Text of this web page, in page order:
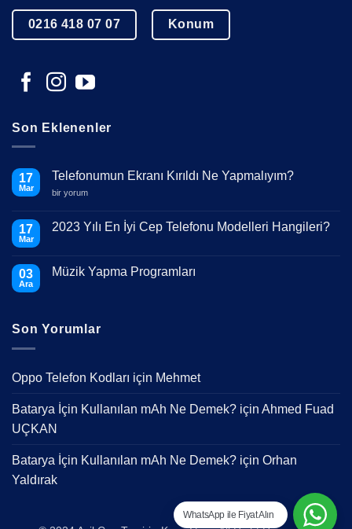
0216 418 07 07 Konum
Son Eklenenler
17
Mar
Telefonumun Ekranı Kırıldı Ne Yapmalıyım?
Telefonumun
Ne
Yapmalıyım?
bir yorum
17
Mar
2023 Yılı En İyi Cep Telefonu Modelleri Hangileri?
Yılı
Modelleri
Hangileri?
03
Ara
Müzik Yapma Programları
Programları
Son Yorumlar
Oppo Telefon Kodları için Mehmet
Batarya İçin Kullanılan mAh Ne Demek? için Ahmed Fuad
UÇKAN
Batarya İçin Kullanılan mAh Ne Demek? için Orhan
Yaldırak
WhatsApp ile Fiyat Alın